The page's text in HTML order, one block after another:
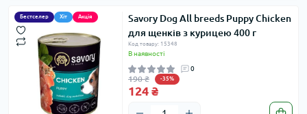
Бестселер Хіт Акція
Savory Dog All breeds Puppy Chicken
для щенків з курицею 400 г
Код товару: 15348
В наявності
0
190 ₴ -35%
124 ₴